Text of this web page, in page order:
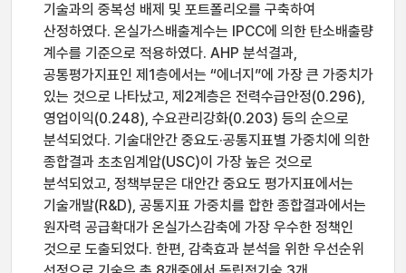
기술과의 중복성 배제 및 포트폴리오를 구축하여
산정하였다. 온실가스배출계수는 IPCC에 의한 탄소배출량
계수를 기준으로 적용하였다. AHP 분석결과,
공통평가지표인 제1층에서는 “에너지”에 가장 큰 가중치가
있는 것으로 나타났고, 제2계층은 전력수급안정(0.296),
영업이익(0.248), 수요관리강화(0.203) 등의 순으로
분석되었다. 기술대안간 중요도·공통지표별 가중치에 의한
종합결과 초초임계압(USC)이 가장 높은 것으로
분석되었고, 정책부문은 대안간 중요도 평가지표에서는
기술개발(R&D), 공통지표 가중치를 합한 종합결과에서는
원자력 공급확대가 온실가스감축에 가장 우수한 정책인
것으로 도출되었다. 한편, 감축효과 분석을 위한 우선순위